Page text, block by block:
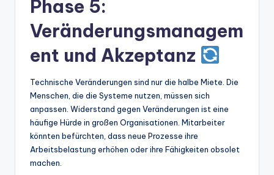
Phase 5:
Veränderungsmanagem
ent und Akzeptanz
Technische Veränderungen sind nur die halbe Miete. Die
Menschen, die die Systeme nutzen, müssen sich
anpassen. Widerstand gegen Veränderungen ist eine
häufige Hürde in großen Organisationen. Mitarbeiter
könnten befürchten, dass neue Prozesse ihre
Arbeitsbelastung erhöhen oder ihre Fähigkeiten obsolet
machen.